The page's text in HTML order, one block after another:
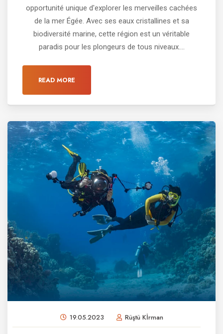
opportunité unique d'explorer les merveilles cachées
de la mer Égée. Avec ses eaux cristallines et sa
biodiversité marine, cette région est un véritable
paradis pour les plongeurs de tous niveaux....
READ MORE
19.05.2023 Rüştü Kİrman